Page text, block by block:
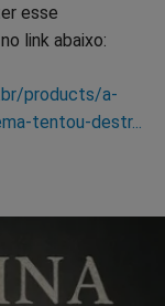
esse
link abaixo:
products/a-
tentou-destr...